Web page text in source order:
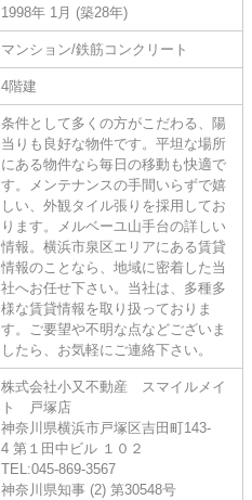
1998年 1月 (築28年)
マンション/鉄筋コンクリート
4階建
条件として多くの方がこだわる、陽
当りも良好な物件です。平坦な場所
にある物件なら毎日の移動も快適で
す。メンテナンスの手間いらずで嬉
しい、外観タイル張りを採用してお
ります。メルベーユ山手台の詳しい
情報。横浜市泉区エリアにある賃貸
情報のことなら、地域に密着した当
社へお任せ下さい。当社は、多種多
様な賃貸情報を取り扱っておりま
す。ご要望や不明な点などございま
したら、お気軽にご連絡下さい。
株式会社小又不動産 スマイルメイ
ト 戸塚店
神奈川県横浜市戸塚区吉田町143-
4 第１田中ビル １０２
TEL:045-869-3567
神奈川県知事 (2) 第30548号